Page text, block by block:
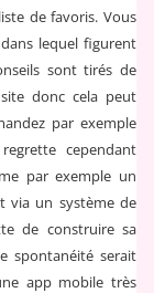
de favoris. Vous
lequel figurent
sont tirés de
donc cela peut
par exemple
cependant
par exemple un
via un système de
de construire sa
spontanéité serait
app mobile très